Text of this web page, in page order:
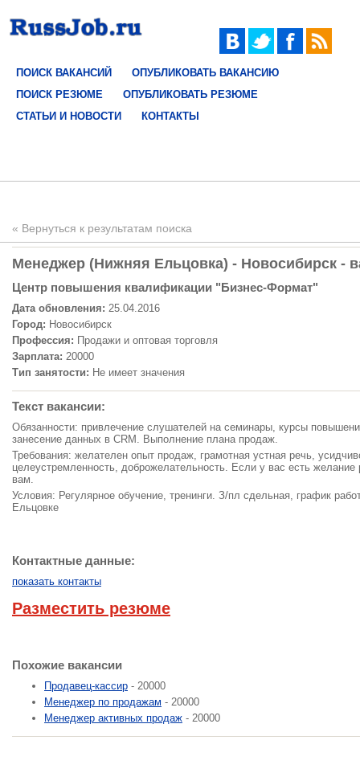
ПОИСК ВАКАНСИЙ
ОПУБЛИКОВАТЬ ВАКАНСИЮ
ПОИСК РЕЗЮМЕ
ОПУБЛИКОВАТЬ РЕЗЮМЕ
СТАТЬИ И НОВОСТИ
КОНТАКТЫ
« Вернуться к результатам поиска
Менеджер (Нижняя Ельцовка) - Новосибирск -
Центр повышения квалификации "Бизнес-Формат"
Дата обновления: 25.04.2016
Город: Новосибирск
Профессия: Продажи и оптовая торговля
Зарплата: 20000
Тип занятости: Не имеет значения
Текст вакансии:
Обязанности: привлечение слушателей на семинары, курсы
занесение данных в CRM. Выполнение плана продаж.
Требования: желателен опыт продаж, грамотная устная речь,
целеустремленность, доброжелательность. Если у вас есть
вам.
Условия: Регулярное обучение, тренинги. З/пл сдельная, график
Ельцовке
Контактные данные:
показать контакты
Разместить резюме
Похожие вакансии
Продавец-кассир - 20000
Менеджер по продажам - 20000
Менеджер активных продаж - 20000